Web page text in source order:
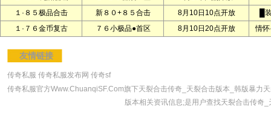
１·８５极品合击
新８０+８５合击 8月10日10点开放
█
１·７６金币复古
７６小极品●首区 8月10日20点开放 情怀
友情链接
传奇私服 传奇私服发布网 传奇sf
传奇私服官方Www.ChuanqiSF.Com旗下天裂合击传奇_天裂合击版本_韩版暴力
版本相关资讯信息;是用户查找天裂合击传奇